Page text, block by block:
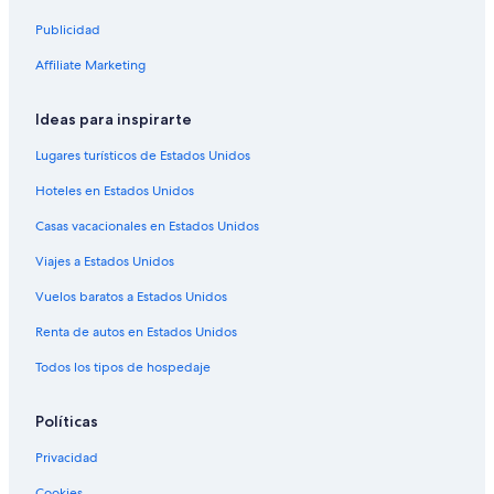
Renta de autos en Londres
Renta de autos en Miami
Renta de autos en Los Ángeles
Renta de autos en Roma
Renta de autos en Punta Cana
Renta de autos en Riviera Maya
Renta de autos en Chicago
Renta de autos de Alamo Rent A Car en Baviera
Publicidad
Affiliate Marketing
Ideas para inspirarte
Lugares turísticos de Estados Unidos
Hoteles en Estados Unidos
Casas vacacionales en Estados Unidos
Viajes a Estados Unidos
Vuelos baratos a Estados Unidos
Renta de autos en Estados Unidos
Todos los tipos de hospedaje
Políticas
Privacidad